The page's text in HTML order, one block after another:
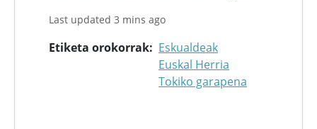
Last updated 3 mins ago
Etiketa orokorrak
Eskualdeak
Euskal Herria
Tokiko garapena